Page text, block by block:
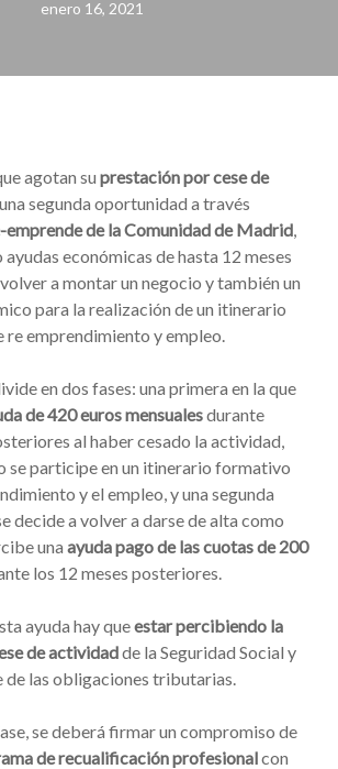
enero 16, 2021
agotan su prestación por cese de
segunda oportunidad a través
emprende de la Comunidad de Madrid,
económicas de hasta 12 meses
a montar un negocio y también un
para la realización de un itinerario
re emprendimiento y empleo.
en dos fases: una primera en la que
de 420 euros mensualesdurante
al haber cesado la actividad,
se participe en un itinerario formativo
y el empleo, y una segunda
decide a volver a darse de alta como
una ayuda pago de las cuotas de 200
los 12 meses posteriores.
ayuda hay queestar percibiendo la
de actividadde la Seguridad Social y
de las obligaciones tributarias.
se deberá firmar un compromiso de
de recualificación profesionalcon